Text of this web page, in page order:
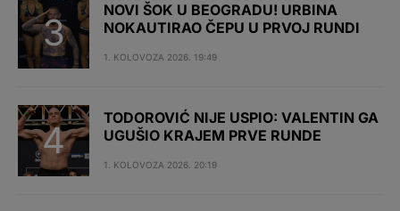
NOVI ŠOK U BEOGRADU! URBINA
NOKAUTIRAO ČEPU U PRVOJ RUNDI
1. KOLOVOZA 2026. 19:49
TODOROVIĆ NIJE USPIO: VALENTIN GA
UGUŠIO KRAJEM PRVE RUNDE
1. KOLOVOZA 2026. 20:19